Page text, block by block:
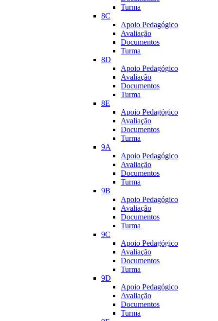
Turma
8C
Apoio Pedagógico
Avaliação
Documentos
Turma
8D
Apoio Pedagógico
Avaliação
Documentos
Turma
8E
Apoio Pedagógico
Avaliação
Documentos
Turma
9A
Apoio Pedagógico
Avaliação
Documentos
Turma
9B
Apoio Pedagógico
Avaliação
Documentos
Turma
9C
Apoio Pedagógico
Avaliação
Documentos
Turma
9D
Apoio Pedagógico
Avaliação
Documentos
Turma